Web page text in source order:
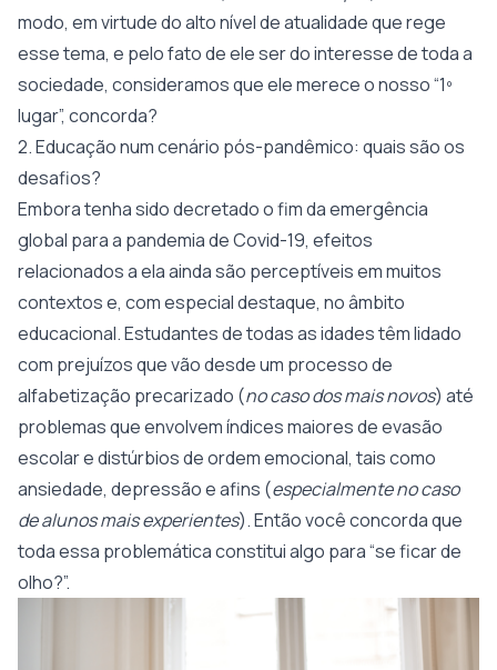
modo, em virtude do alto nível de atualidade que rege
esse tema, e pelo fato de ele ser do interesse de toda a
sociedade, consideramos que ele merece o nosso “1º
lugar”, concorda?
2. Educação num cenário pós-pandêmico: quais são os
desafios?
Embora tenha sido decretado o fim da emergência
global para a pandemia de Covid-19, efeitos
relacionados a ela ainda são perceptíveis em muitos
contextos e, com especial destaque, no âmbito
educacional. Estudantes de todas as idades têm lidado
com prejuízos que vão desde um processo de
alfabetização precarizado (no caso dos mais novos) até
problemas que envolvem índices maiores de evasão
escolar e distúrbios de ordem emocional, tais como
ansiedade, depressão e afins (especialmenteno caso
de alunos mais experientes). Então você concorda que
toda essa problemática constitui algo para “se ficar de
olho?”.